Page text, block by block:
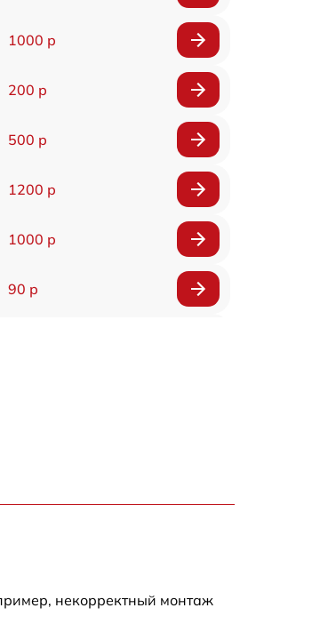
1000 р
200 р
500 р
1200 р
1000 р
90 р
некорректный монтаж